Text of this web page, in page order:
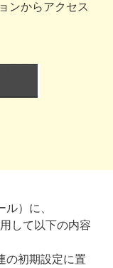
ンからアクセス
）に、
して以下の内容
の初期設定に置